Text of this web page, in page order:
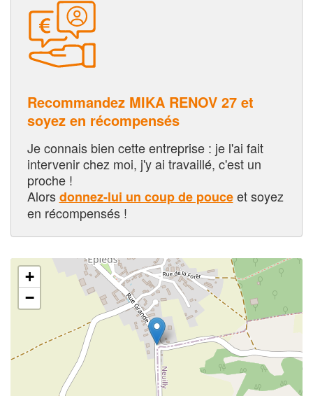
Recommandez MIKA RENOV 27 et
soyez en récompensés
Je connais bien cette entreprise : je l'ai fait
intervenir chez moi, j'y ai travaillé, c'est un
proche !
Alorsdonnez-lui un coup de pouceet soyez
en récompensés !
+
−